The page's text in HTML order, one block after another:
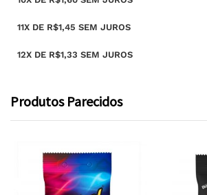
11X DE R$1,45 SEM JUROS
12X DE R$1,33 SEM JUROS
Produtos Parecidos